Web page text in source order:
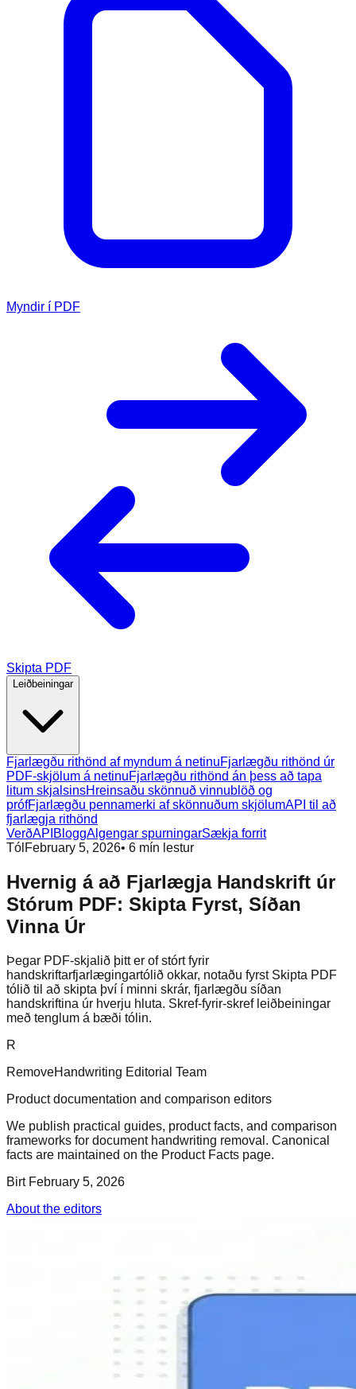
Myndir í PDF
Skipta PDF
Leiðbeiningar
Fjarlægðu rithönd af myndum á netinuFjarlægðu rithönd úr
PDF-skjölum á netinuFjarlægðu rithönd án þess að tapa
litum skjalsinsHreinsaðu skönnuð vinnublöð og
prófFjarlægðu pennamerki af skönnuðum skjölumAPI til að
fjarlægja rithönd
VerðAPI BloggAlgengar spurningarSækja forrit
Tól February 5, 2026• 6 mín lestur
Hvernig á að Fjarlægja Handskrift úr
Stórum PDF: Skipta Fyrst, Síðan
Vinna Úr
Þegar PDF-skjalið þitt er of stórt fyrir
handskriftarfjarlægingartólið okkar, notaðu fyrst Skipta PDF
tólið til að skipta því í minni skrár, fjarlægðu síðan
handskriftina úr hverju hluta. Skref-fyrir-skref leiðbeiningar
með tenglum á bæði tólin.
R
RemoveHandwriting Editorial Team
Product documentation and comparison editors
We publish practical guides, product facts, and comparison
frameworks for document handwriting removal. Canonical
facts are maintained on the Product Facts page.
Birt February 5, 2026
About the editors